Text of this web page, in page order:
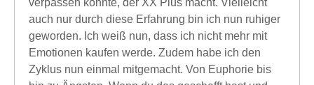
auch nur durch diese Erfahrung bin ich nun ruhiger
geworden. Ich weiß nun, dass ich nicht mehr mit
Emotionen kaufen werde. Zudem habe ich den
Zyklus nun einmal mitgemacht. Von Euphorie bis